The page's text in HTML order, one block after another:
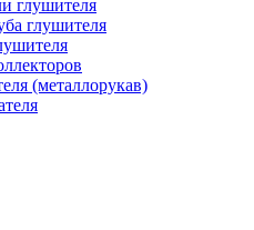
глушителя
глушителя
(металлорукав)